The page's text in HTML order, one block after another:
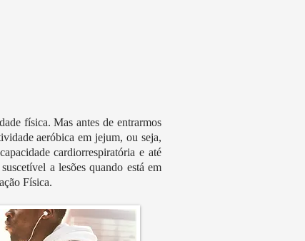
física. Mas antes de entrarmos
aeróbica em jejum, ou seja,
cardiorrespiratória e até
a lesões quando está em
Física.